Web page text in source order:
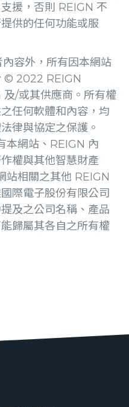
援，否則 REIGN 不
供的任何功能或服
容外，所有因本網站
© 2022 REIGN
/或其供應商。所有權
任何軟體和內容，均
律與協定之保護。
本網站、REIGN 內
權與其他智慧財產
站相關之其他 REIGN
際電子股份有限公司
及之公司名稱、產品
歸屬其各自之所有權